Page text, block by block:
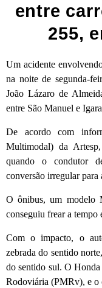
entre
255,
Um acidente
na noite de segunda-
João Lázaro de
entre São Manuel e
De acordo com
Multimodal) da
quando o condutor
conversão irregular para
O ônibus, um modelo
conseguiu frear a
Com o impacto, o
zebrada do sentido
do sentido sul. O
Rodoviária (PMRv), e o